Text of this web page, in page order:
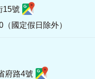
15號
國定假日除外）
府路4號